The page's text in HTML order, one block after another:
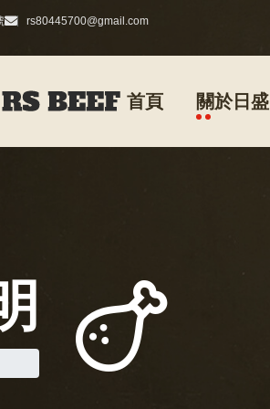
rs80445700@gmail.com
首頁 關於日盛